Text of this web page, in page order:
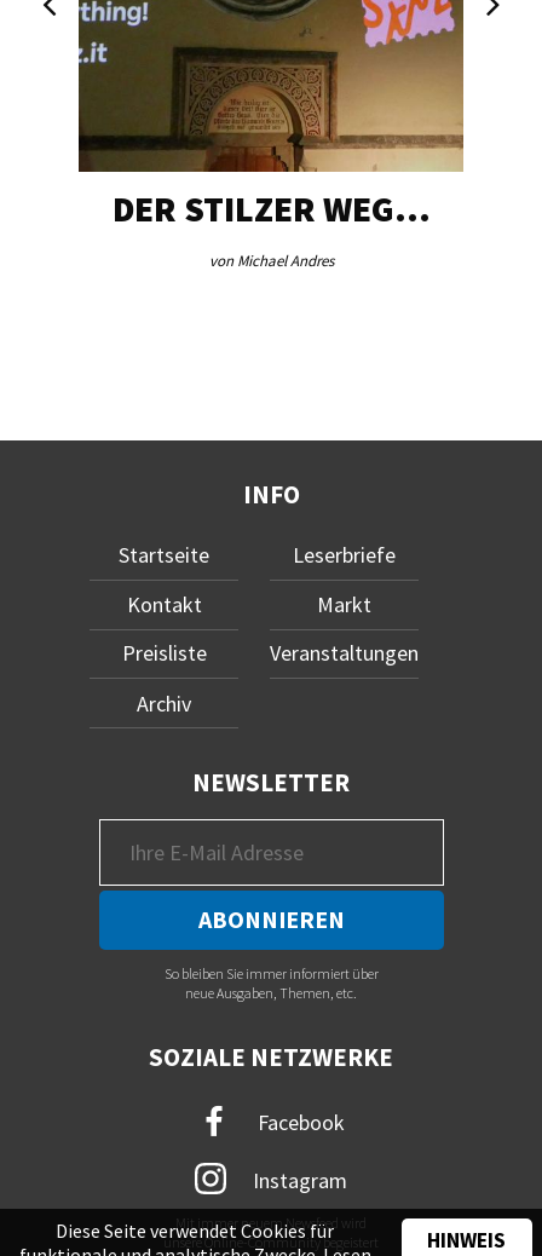
DER STILZER WEG…
von Michael Andres
INFO
Startseite
Kontakt
Preisliste
Archiv
Leserbriefe
Markt
Veranstaltungen
NEWSLETTER
So bleiben Sie immer informiert über
neue Ausgaben, Themen, etc.
SOZIALE NETZWERKE
Facebook
Instagram
Mit immer neuem Newsfeed wird
unsere Online-Community begeistert
Diese Seite verwendet Cookies für
HINWEIS